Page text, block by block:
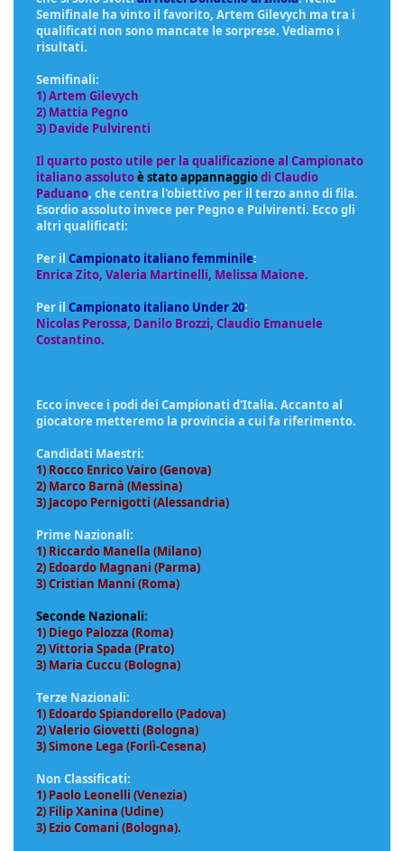
Semifinale ha vinto il favorito, Artem Gilevych ma tra i
qualificati non sono mancate le sorprese. Vediamo i
risultati.
Semifinali:
1) Artem Gilevych
2) Mattia Pegno
3) Davide Pulvirenti
Il quarto posto utile per la qualificazione al Campionato
italiano assolutoè stato appannaggiodi Claudio
Paduano, che centra l'obiettivo per il terzo anno di fila.
Esordio assoluto invece per Pegno e Pulvirenti. Ecco gli
altri qualificati:
Per il Campionato italiano femminile:
Enrica Zito, Valeria Martinelli, Melissa Maione.
Per il Campionato italiano Under 20:
Nicolas Perossa, Danilo Brozzi, Claudio Emanuele
Costantino.
Ecco invece i podi dei Campionati d'Italia. Accanto al
giocatore metteremo la provincia a cui fa riferimento.
Candidati Maestri:
1) Rocco Enrico Vairo (Genova)
2) Marco Barnà (Messina)
3) Jacopo Pernigotti (Alessandria)
Prime Nazionali:
1) Riccardo Manella (Milano)
2) Edoardo Magnani (Parma)
3) Cristian Manni (Roma)
Seconde Nazionali:
1) Diego Palozza (Roma)
2) Vittoria Spada (Prato)
3) Maria Cuccu (Bologna)
Terze Nazionali:
1) Edoardo Spiandorello (Padova)
2) Valerio Giovetti (Bologna)
3) Simone Lega (Forlì-Cesena)
Non Classificati:
1) Paolo Leonelli (Venezia)
2) Filip Xanina (Udine)
3) Ezio Comani (Bologna).